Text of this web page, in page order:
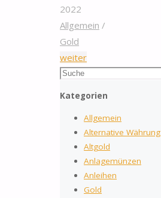
2022
Allgemein /
Gold
weiter"Zoll
Frankfurt
1,5
Millionen
Euro
in
Gold"
Suchen
Kategorien
Allgemein
Alternative Währung
Altgold
Anlagemünzen
Anleihen
Gold